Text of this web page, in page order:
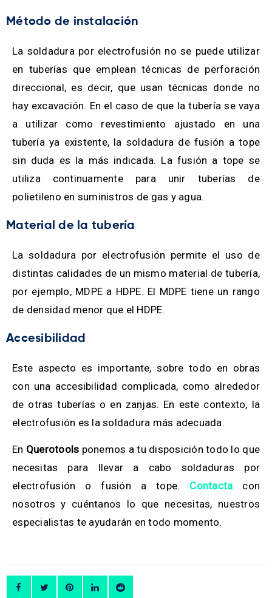
Método de instalación
La soldadura por electrofusión no se puede utilizar
en tuberías que emplean técnicas de perforación
direccional, es decir, que usan técnicas donde no
hay excavación. En el caso de que la tubería se vaya
a utilizar como revestimiento ajustado en una
tubería ya existente, la soldadura de fusión a tope
sin duda es la más indicada. La fusión a tope se
utiliza continuamente para unir tuberías de
polietileno en suministros de gas y agua.
Material de la tubería
La soldadura por electrofusión permite el uso de
distintas calidades de un mismo material de tubería,
por ejemplo, MDPE a HDPE. El MDPE tiene un rango
de densidad menor que el HDPE.
Accesibilidad
Este aspecto es importante, sobre todo en obras
con una accesibilidad complicada, como alrededor
de otras tuberías o en zanjas. En este contexto, la
electrofusión es la soldadura más adecuada.
En Querotools ponemos a tu disposición todo lo que
necesitas para llevar a cabo soldaduras por
electrofusión o fusión a tope. Contacta
con
nosotros y cuéntanos lo que necesitas, nuestros
especialistas te ayudarán en todo momento.